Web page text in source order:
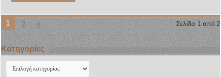
Σελίδα 1 από 2
1 2 »
Kατηγορίες
Kατηγορίες